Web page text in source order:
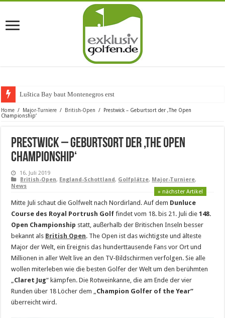
Luštica Bay baut Montenegros erste Golf-Comm
Home / Major-Turniere / British-Open /
Prestwick – Geburtsort der ‚The Open
Championship‘
Prestwick – Geburtsort der ‚The Open
Championship‘
16. Juli 2019
British-Open, England-Schottland, Golfplätze, Major-Turniere,
News
» nächster Artikel
Mitte Juli schaut die Golfwelt nach Nordirland. Auf dem Dunluce
Course des Royal Portrush Golf findet vom 18. bis 21. Juli die148.
Open Championship statt, außerhalb der Britischen Inseln besser
bekannt als British Open. The Open ist das wichtigste und älteste
Major der Welt, ein Ereignis das hunderttausende Fans vor Ort und
Millionen in aller Welt live an den TV-Bildschirmen verfolgen. Sie alle
wollen miterleben wie die besten Golfer der Welt um den berühmten
„Claret Jug“ kämpfen. Die Rotweinkanne, die am Ende der vier
Runden über 18 Löcher dem „Champion Golfer of the Year“
überreicht wird.